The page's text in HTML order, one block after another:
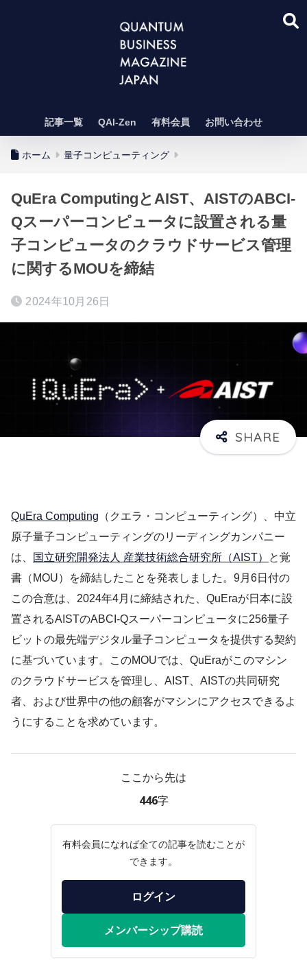
記事一覧 QAI-Zen 有料会員 お問い合わせ
ホーム 量子コンピューティング
QuEra ComputingとAIST、AISTのABCI-
Qスーパーコンピュータに設置される量
子コンピュータのクラウドサービス管理
に関するMOUを締結
2024年10月26日
QuEra Computing （クエラ・コンピューティング）、中立
原子量子コンピューティングのリーディングカンパニー
は、
国立研究開発法人 産業技術総合研究所（AIST）
と覚
書（MOU）を締結したことを発表しました。9月6日付の
この合意は、2024年4月に締結された、QuEraが日本に設
置されるAISTのABCI-Qスーパーコンピュータに256量子
ビットの最先端デジタル量子コンピュータを提供する契約
に基づいています。このMOUでは、QuEraがこのマシン
のクラウドサービスを管理し、AIST、AISTの共同研究
者、および世界中の他の顧客がマシンにアクセスできるよ
うにすることを求めています。
ここから先は
446字
有料会員になれば全ての記事を読むことが
できます。
ログイン
メンバーシップ購読